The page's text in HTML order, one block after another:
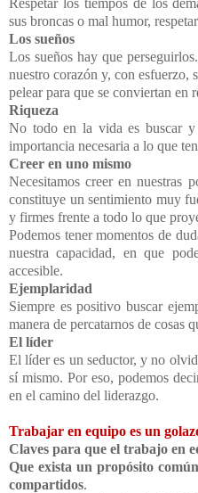
sus broncas o mal humor,
Los sueños
Los sueños hay que
nuestro corazón y, con esfuerzo,
pelear para que se conviertan en
Riqueza
No todo en la vida es buscar y
importancia necesaria a lo que
Creer en uno mismo
Necesitamos creer en nuestras
constituye un sentimiento muy
y firmes frente a todo lo que
Podemos tener momentos de
nuestra capacidad, en que
accesible.
Ejemplaridad
Siempre es positivo buscar
manera de percatarnos de cosas
El líder
El líder es un seductor, y no
sí mismo. Por eso, podemos
en el camino del liderazgo.
Trabajar en equipo es un
Claves para que el trabajo en
Que exista un propósito
compartidos.